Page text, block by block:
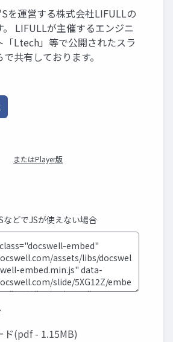
を運営する株式会社LIFULLの
LIFULLが主催するエンジニ
「Ltech」等で公開されたスラ
共有しております。
またはPlayer版
などでJSが使えない場合
ド(pdf - 1.15MB)